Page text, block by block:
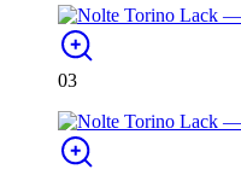
03